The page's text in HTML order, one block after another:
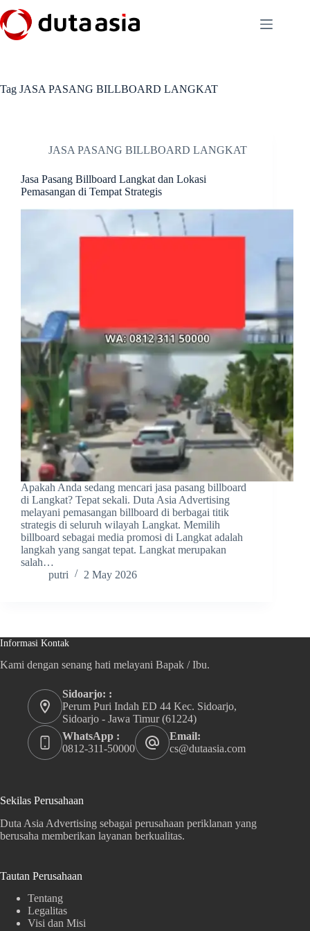
to
content
Tag JASA PASANG BILLBOARD LANGKAT
JASA PASANG BILLBOARD LANGKAT
Jasa Pasang Billboard Langkat dan Lokasi
Pemasangan di Tempat Strategis
Apakah Anda sedang mencari jasa pasang billboard
di Langkat? Tepat sekali. Duta Asia Advertising
melayani pemasangan billboard di berbagai titik
strategis di seluruh wilayah Langkat. Memilih
billboard sebagai media promosi di Langkat adalah
langkah yang sangat tepat. Langkat merupakan
salah…
putri
2 May 2026
Informasi Kontak
Kami dengan senang hati melayani Bapak / Ibu.
Sidoarjo: :
Perum Puri Indah ED 44 Kec. Sidoarjo,
Sidoarjo - Jawa Timur (61224)
WhatsApp :
0812-311-50000
Email:
cs@dutaasia.com
Sekilas Perusahaan
Duta Asia Advertising sebagai perusahaan periklanan yang
berusaha memberikan layanan berkualitas.
Tautan Perusahaan
Tentang
Legalitas
Visi dan Misi